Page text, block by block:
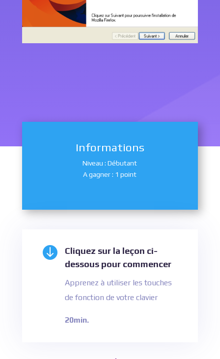
Informations
Niveau : Débutant
A gagner : 1 point

Cliquez sur la leçon ci-
dessous pour commencer
Apprenez à utiliser les touches
de fonction de votre clavier
20min.